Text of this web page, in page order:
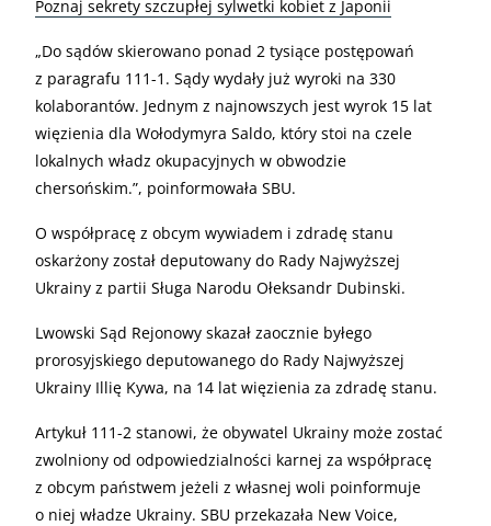
Poznaj sekrety szczupłej sylwetki kobiet z Japonii
„Do sądów skierowano ponad 2 tysiące postępowań
z paragrafu 111-1. Sądy wydały już wyroki na 330
kolaborantów. Jednym z najnowszych jest wyrok 15 lat
więzienia dla Wołodymyra Saldo, który stoi na czele
lokalnych władz okupacyjnych w obwodzie
chersońskim.”, poinformowała SBU.
O współpracę z obcym wywiadem i zdradę stanu
oskarżony został deputowany do Rady Najwyższej
Ukrainy z partii Sługa Narodu Ołeksandr Dubinski.
Lwowski Sąd Rejonowy skazał zaocznie byłego
prorosyjskiego deputowanego do Rady Najwyższej
Ukrainy Illię Kywa, na 14 lat więzienia za zdradę stanu.
Artykuł 111-2 stanowi, że obywatel Ukrainy może zostać
zwolniony od odpowiedzialności karnej za współpracę
z obcym państwem jeżeli z własnej woli poinformuje
o niej władze Ukrainy. SBU przekazała New Voice,